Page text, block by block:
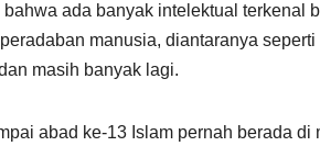
ada banyak intelektual terkenal
manusia, diantaranya
masih banyak lagi.
abad ke-13 Islam pernah berada